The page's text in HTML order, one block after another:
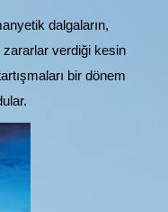
dalgaların,
zararlar verdiği kesin
bir dönem